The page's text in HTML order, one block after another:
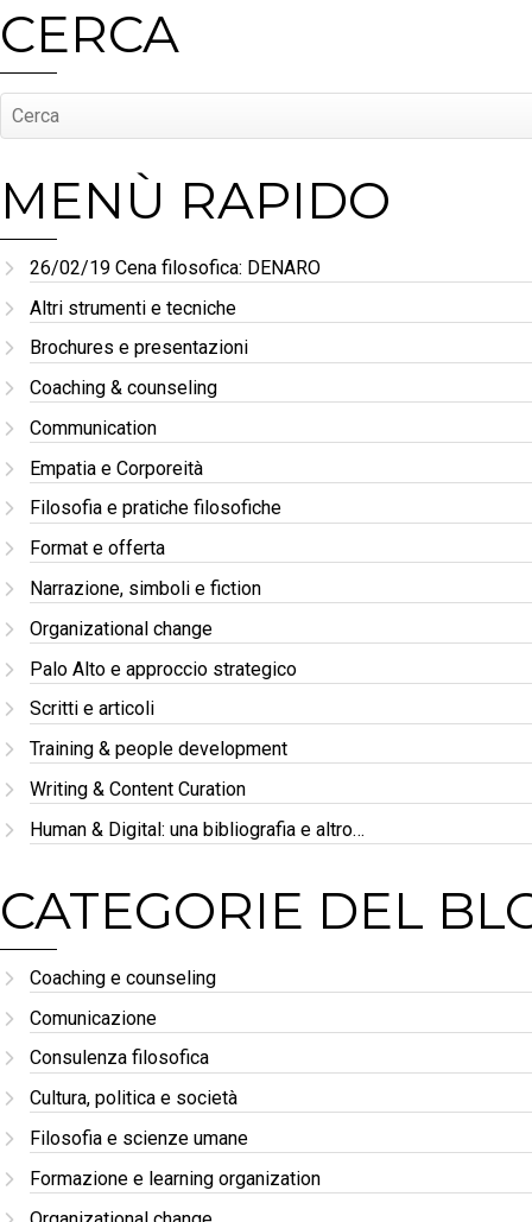
CERCA
MENÙ RAPIDO
26/02/19 Cena filosofica: DENARO
Altri strumenti e tecniche
Brochures e presentazioni
Coaching & counseling
Communication
Empatia e Corporeità
Filosofia e pratiche filosofiche
Format e offerta
Narrazione, simboli e fiction
Organizational change
Palo Alto e approccio strategico
Scritti e articoli
Training & people development
Writing & Content Curation
Human & Digital: una bibliografia e altro…
CATEGORIE DEL
Coaching e counseling
Comunicazione
Consulenza filosofica
Cultura, politica e società
Filosofia e scienze umane
Formazione e learning organization